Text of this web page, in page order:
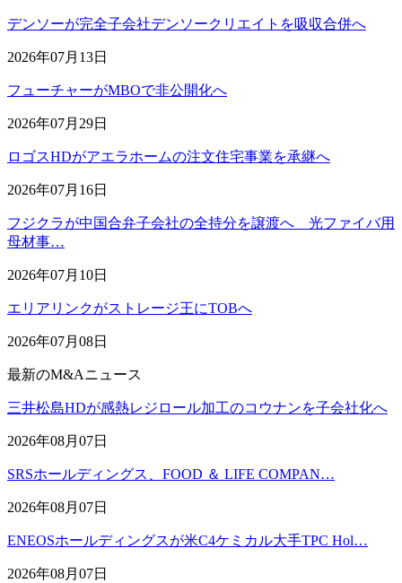
デンソーが完全子会社デンソークリエイトを吸収合併へ
2026年07月13日
フューチャーがMBOで非公開化へ
2026年07月29日
ロゴスHDがアエラホームの注文住宅事業を承継へ
2026年07月16日
フジクラが中国合弁子会社の全持分を譲渡へ 光ファイバ用
母材事…
2026年07月10日
エリアリンクがストレージ王にTOBへ
2026年07月08日
最新のM&Aニュース
三井松島HDが感熱レジロール加工のコウナンを子会社化へ
2026年08月07日
SRSホールディングス、FOOD ＆ LIFE COMPAN…
2026年08月07日
ENEOSホールディングスが米C4ケミカル大手TPC Hol…
2026年08月07日